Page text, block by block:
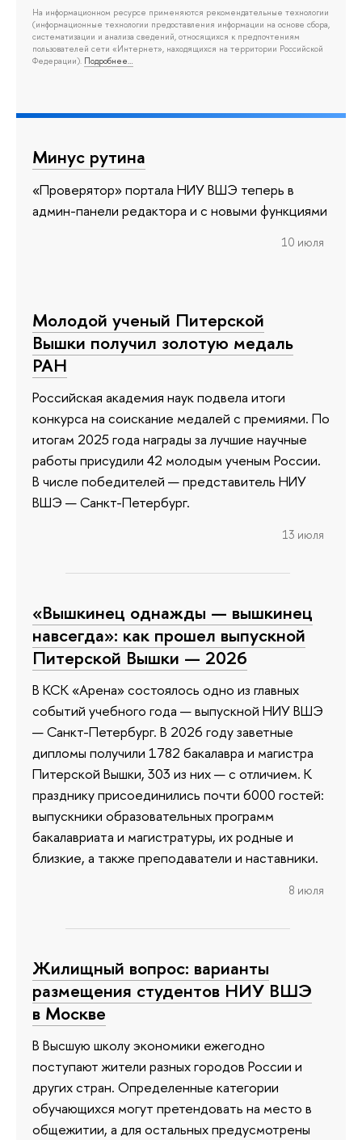
На информационном ресурсе применяются рекомендательные технологии
(информационные технологии предоставления информации на основе сбора,
систематизации и анализа сведений, относящихся к предпочтениям
пользователей сети «Интернет», находящихся на территории Российской
Федерации). Подробнее…
Минус рутина
«Проверятор» портала НИУ ВШЭ теперь в
админ-панели редактора и с новыми функциями
10 июля
Молодой ученый Питерской
Вышки получил золотую медаль
РАН
Российская академия наук подвела итоги
конкурса на соискание медалей с премиями. По
итогам 2025 года награды за лучшие научные
работы присудили 42 молодым ученым России.
В числе победителей — представитель НИУ
ВШЭ — Санкт-Петербург.
13 июля
«Вышкинец однажды — вышкинец
навсегда»: как прошел выпускной
Питерской Вышки — 2026
В КСК «Арена» состоялось одно из главных
событий учебного года — выпускной НИУ ВШЭ
— Санкт-Петербург. В 2026 году заветные
дипломы получили 1782 бакалавра и магистра
Питерской Вышки, 303 из них — с отличием. К
празднику присоединились почти 6000 гостей:
выпускники образовательных программ
бакалавриата и магистратуры, их родные и
близкие, а также преподаватели и наставники.
8 июля
Жилищный вопрос: варианты
размещения студентов НИУ ВШЭ
в Москве
В Высшую школу экономики ежегодно
поступают жители разных городов России и
других стран. Определенные категории
обучающихся могут претендовать на место в
общежитии, а для остальных предусмотрены